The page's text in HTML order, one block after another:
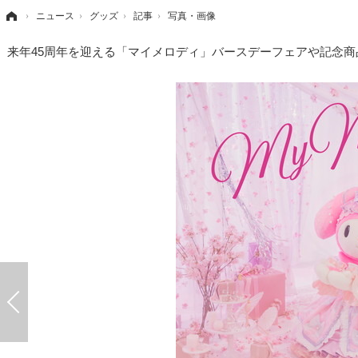
› ニュース › グッズ › 記事 › 写真・画像
来年45周年を迎える「マイメロディ」バースデーフェアや記念